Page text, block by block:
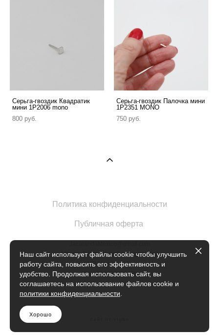
Серьга-гвоздик Квадратик
мини 1P2006 mono
800 pуб.
Серьга-гвоздик Палочка мини
1P2351 MONO
750 pуб.
Политика конфиденциальности
Публичная оферта
Москва Б.Кисловский переулок 1с2
ИП Марова Е.Е.
ИНН 504902735420
Наш сайт использует файлы cookie чтобы улучшить
работу сайта, повысить его эффективность и
удобство. Продолжая использовать сайт, вы
соглашаетесь на использование файлов cookie и
политики конфиденциальности
Хорошо